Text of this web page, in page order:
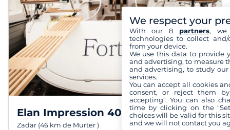
Elan Impression 40
Zadar (46 km de Murter )
8,3 /10
We respect your
With our 8 partners, we
technologies to collect
from your device.
We use this data to provide
and advertising, to measure
and advertising, to study
services.
You can accept all cookies
consent, or reject them
accepting". You can also
time by clicking on the
choices will be valid for this
and we will not contact you